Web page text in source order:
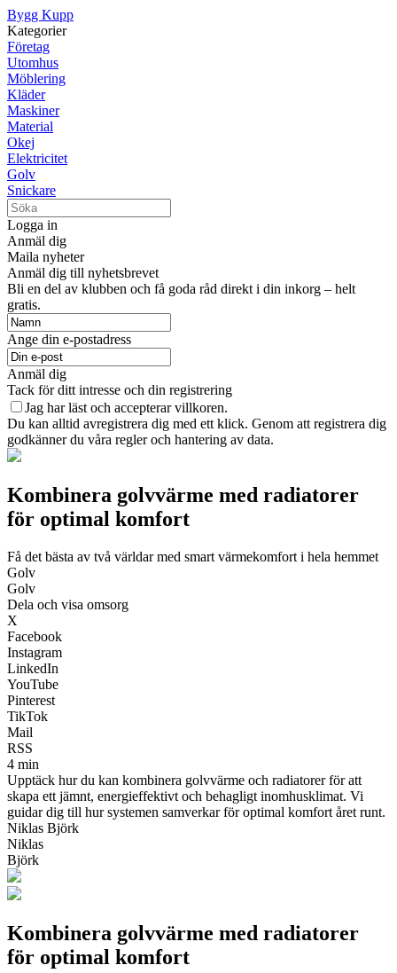
Bygg Kupp
Kategorier
Företag
Utomhus
Möblering
Kläder
Maskiner
Material
Okej
Elektricitet
Golv
Snickare
Logga in
Anmäl dig
Maila nyheter
Anmäl dig till nyhetsbrevet
Bli en del av klubben och få goda råd direkt i din inkorg – helt
gratis.
Ange din e-postadress
Anmäl dig
Tack för ditt intresse och din registrering
Jag har läst och accepterar villkoren.
Du kan alltid avregistrera dig med ett klick. Genom att registrera dig
godkänner du våra regler och hantering av data.
Kombinera golvvärme med radiatorer
för optimal komfort
Få det bästa av två världar med smart värmekomfort i hela hemmet
Golv
Golv
Dela och visa omsorg
X
Facebook
Instagram
LinkedIn
YouTube
Pinterest
TikTok
Mail
RSS
4 min
Upptäck hur du kan kombinera golvvärme och radiatorer för att
skapa ett jämnt, energieffektivt och behagligt inomhusklimat. Vi
guidar dig till hur systemen samverkar för optimal komfort året runt.
Niklas Björk
Niklas
Björk
Kombinera golvvärme med radiatorer
för optimal komfort